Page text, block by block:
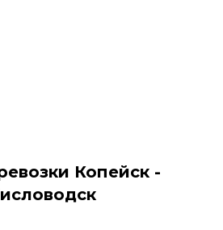
Копейск -